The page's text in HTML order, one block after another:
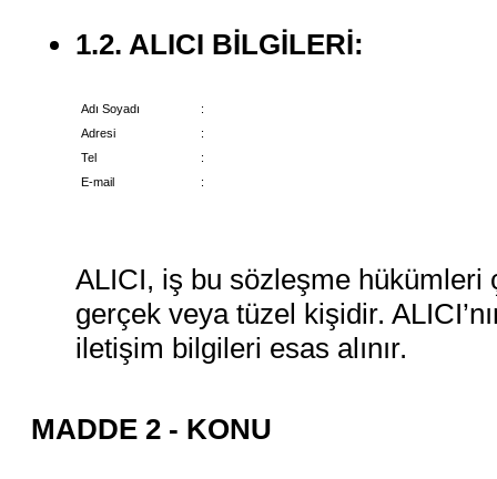
1.2. ALICI BİLGİLERİ:
Adı Soyadı
:
Adresi
:
Tel
:
E-mail
:
ALICI, iş bu sözleşme hükümleri
gerçek veya tüzel kişidir.
iletişim bilgileri esas alınır.
MADDE 2 - KONU